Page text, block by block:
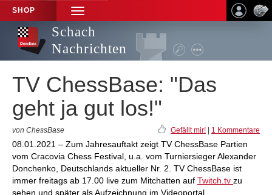
SHOP
TOGGLE
NAVIGATION
Schach
Nachrichten
TV ChessBase: "Das
geht ja gut los!"
von ChessBase Gefällt mir! 1 Kommentare
08.01.2021 – Zum Jahresauftakt zeigt TV ChessBase Partien
vom Cracovia Chess Festival, u.a. vom Turniersieger Alexander
Donchenko, Deutschlands aktueller Nr. 2. TV ChessBase ist
immer freitags ab 17.00 live zum Mitchatten auf Twitch.tv zu
sehen und später als Aufzeichnung im Videoportal.